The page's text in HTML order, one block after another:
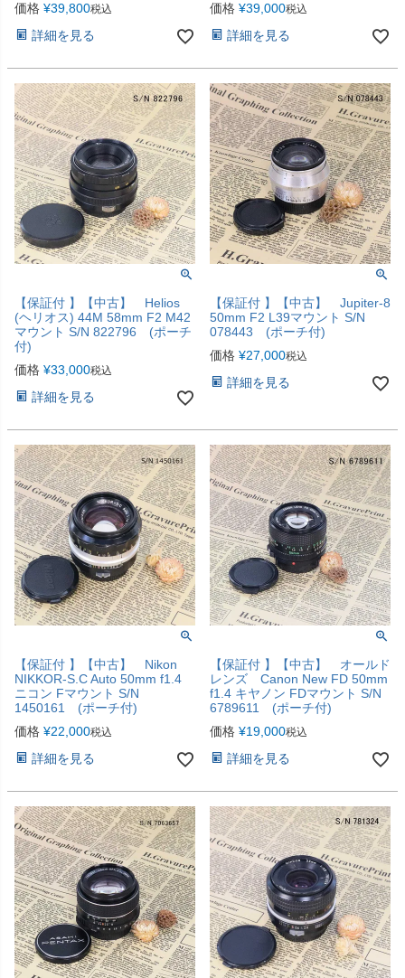
価格 ¥39,800税込
詳細を見る
価格 ¥39,000税込
詳細を見る
【保証付 】【中古】 Helios
(ヘリオス) 44M 58mm F2 M42
マウント S/N 822796 (ポーチ
付)
価格 ¥33,000税込
詳細を見る
【保証付 】【中古】 Jupiter-8
50mm F2 L39マウント S/N
078443 (ポーチ付)
価格 ¥27,000税込
詳細を見る
【保証付 】【中古】 Nikon
NIKKOR-S.C Auto 50mm f1.4
ニコン Fマウント S/N
1450161 (ポーチ付)
価格 ¥22,000税込
詳細を見る
【保証付 】【中古】 オールド
レンズ Canon New FD 50mm
f1.4 キヤノン FDマウント S/N
6789611 (ポーチ付)
価格 ¥19,000税込
詳細を見る